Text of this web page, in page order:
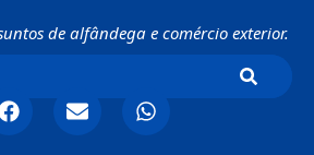
de alfândega e comércio exterior.